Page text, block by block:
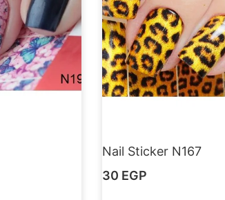
Nail Sticker N167
30 EGP